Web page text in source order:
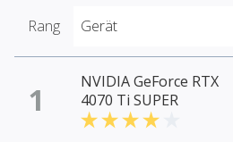
Rang Gerät
1
NVIDIA GeForce RTX
4070 Ti SUPER